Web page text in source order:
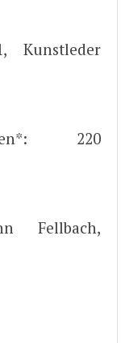
Kunstleder
220
Fellbach,